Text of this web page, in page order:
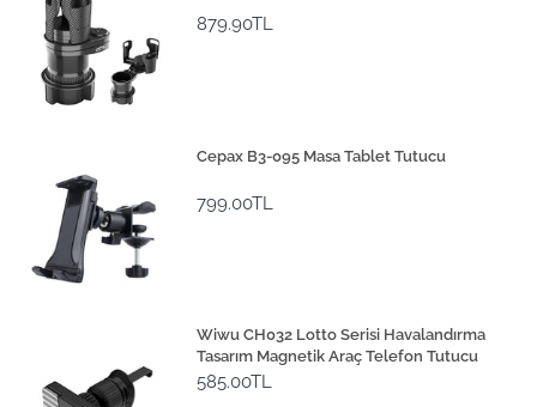
879.90TL
Cepax B3-095 Masa Tablet Tutucu
799.00TL
Wiwu CH032 Lotto Serisi Havalandırma
Tasarım Magnetik Araç Telefon Tutucu
585.00TL